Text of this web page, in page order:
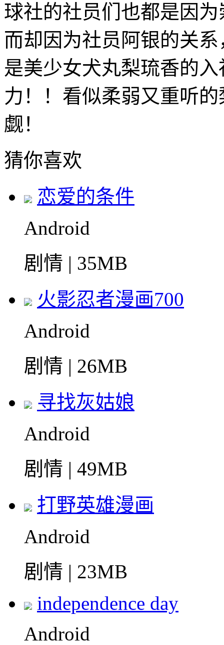
球社的社员们也都是因
而却因为社员阿银的关
是美少女犬丸梨琉香的
力！！看似柔弱又重听
觑！
猜你喜欢
恋爱的条件
Android
剧情 | 35MB
火影忍者漫画700
Android
剧情 | 26MB
寻找灰姑娘
Android
剧情 | 49MB
打野英雄漫画
Android
剧情 | 23MB
independence day
Android